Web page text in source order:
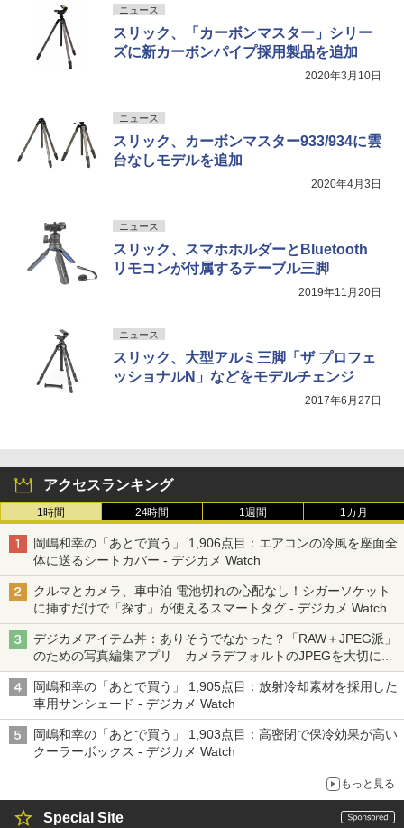
ニュース
スリック、「カーボンマスター」シリー
ズに新カーボンパイプ採用製品を追加
2020年3月10日
ニュース
スリック、カーボンマスター933/934に雲
台なしモデルを追加
2020年4月3日
ニュース
スリック、スマホホルダーとBluetooth
リモコンが付属するテーブル三脚
2019年11月20日
ニュース
スリック、大型アルミ三脚「ザ プロフェ
ッショナルN」などをモデルチェンジ
2017年6月27日
アクセスランキング
1時間 24時間 1週間 1カ月
岡嶋和幸の「あとで買う」 1,906点目：エアコンの冷風を座面全
体に送るシートカバー - デジカメ Watch
クルマとカメラ、車中泊 電池切れの心配なし！シガーソケット
に挿すだけで「探す」が使えるスマートタグ - デジカメ Watch
デジカメアイテム丼：ありそうでなかった？「RAW＋JPEG派」
のための写真編集アプリ カメラデフォルトのJPEGを大切にす
る「Filmator」
岡嶋和幸の「あとで買う」 1,905点目：放射冷却素材を採用した
車用サンシェード - デジカメ Watch
岡嶋和幸の「あとで買う」 1,903点目：高密閉で保冷効果が高い
クーラーボックス - デジカメ Watch
もっと見る
Special Site